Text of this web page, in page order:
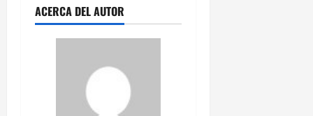
ACERCA DEL AUTOR